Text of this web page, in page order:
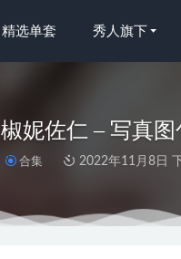
精选单套 秀人旗下
椒妮佐仁 – 写真图
合集 2022年11月8日